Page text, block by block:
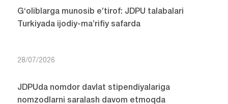
G‘oliblarga munosib e’tirof: JDPU talabalari
Turkiyada ijodiy-ma’rifiy safarda
28/07/2026
JDPUda nomdor davlat stipendiyalariga
nomzodlarni saralash davom etmoqda